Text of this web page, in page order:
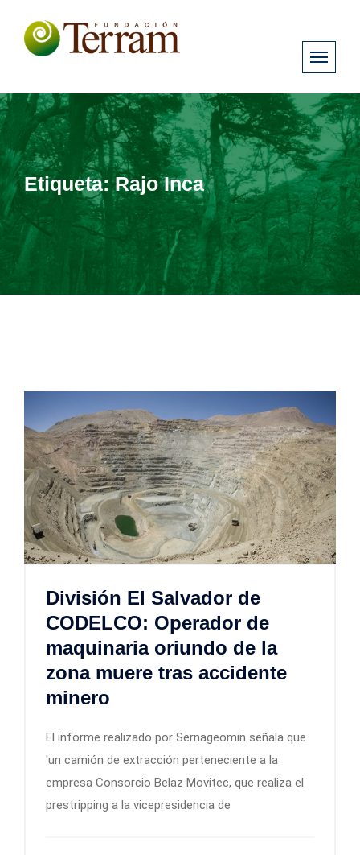
Etiqueta:Rajo Inca
División El Salvador de
CODELCO: Operador de
maquinaria oriundo de la
zona muere tras accidente
minero
El informe realizado por Sernageomin señala que
'un camión de extracción perteneciente a la
empresa Consorcio Belaz Movitec, que realiza el
prestripping a la vicepresidencia de